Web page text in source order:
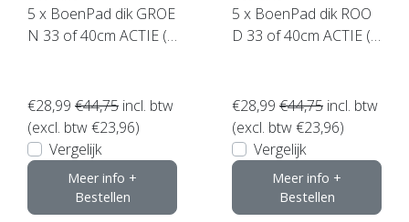
5 x BoenPad dik GROE
N 33 of 40cm ACTIE (5
€28,99 €44,75 incl. btw
(excl. btw €23,96)
Vergelijk
Meer info +
Bestellen
5 x BoenPad dik ROO
D 33 of 40cm ACTIE (5
€28,99 €44,75 incl. btw
(excl. btw €23,96)
Vergelijk
Meer info +
Bestellen